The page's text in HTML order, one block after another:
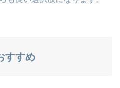
すすめ